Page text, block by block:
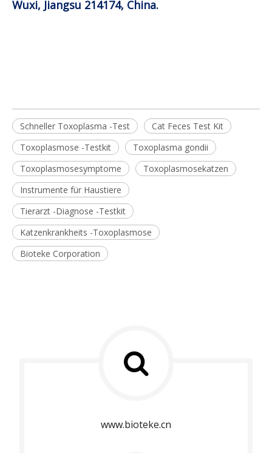
Wuxi, Jiangsu 214174, China.
Schneller Toxoplasma -Test
Cat Feces Test Kit
Toxoplasmose -Testkit
Toxoplasma gondii
Toxoplasmosesymptome
Toxoplasmosekatzen
Instrumente für Haustiere
Tierarzt -Diagnose -Testkit
Katzenkrankheits -Toxoplasmose
Bioteke Corporation
www.bioteke.cn